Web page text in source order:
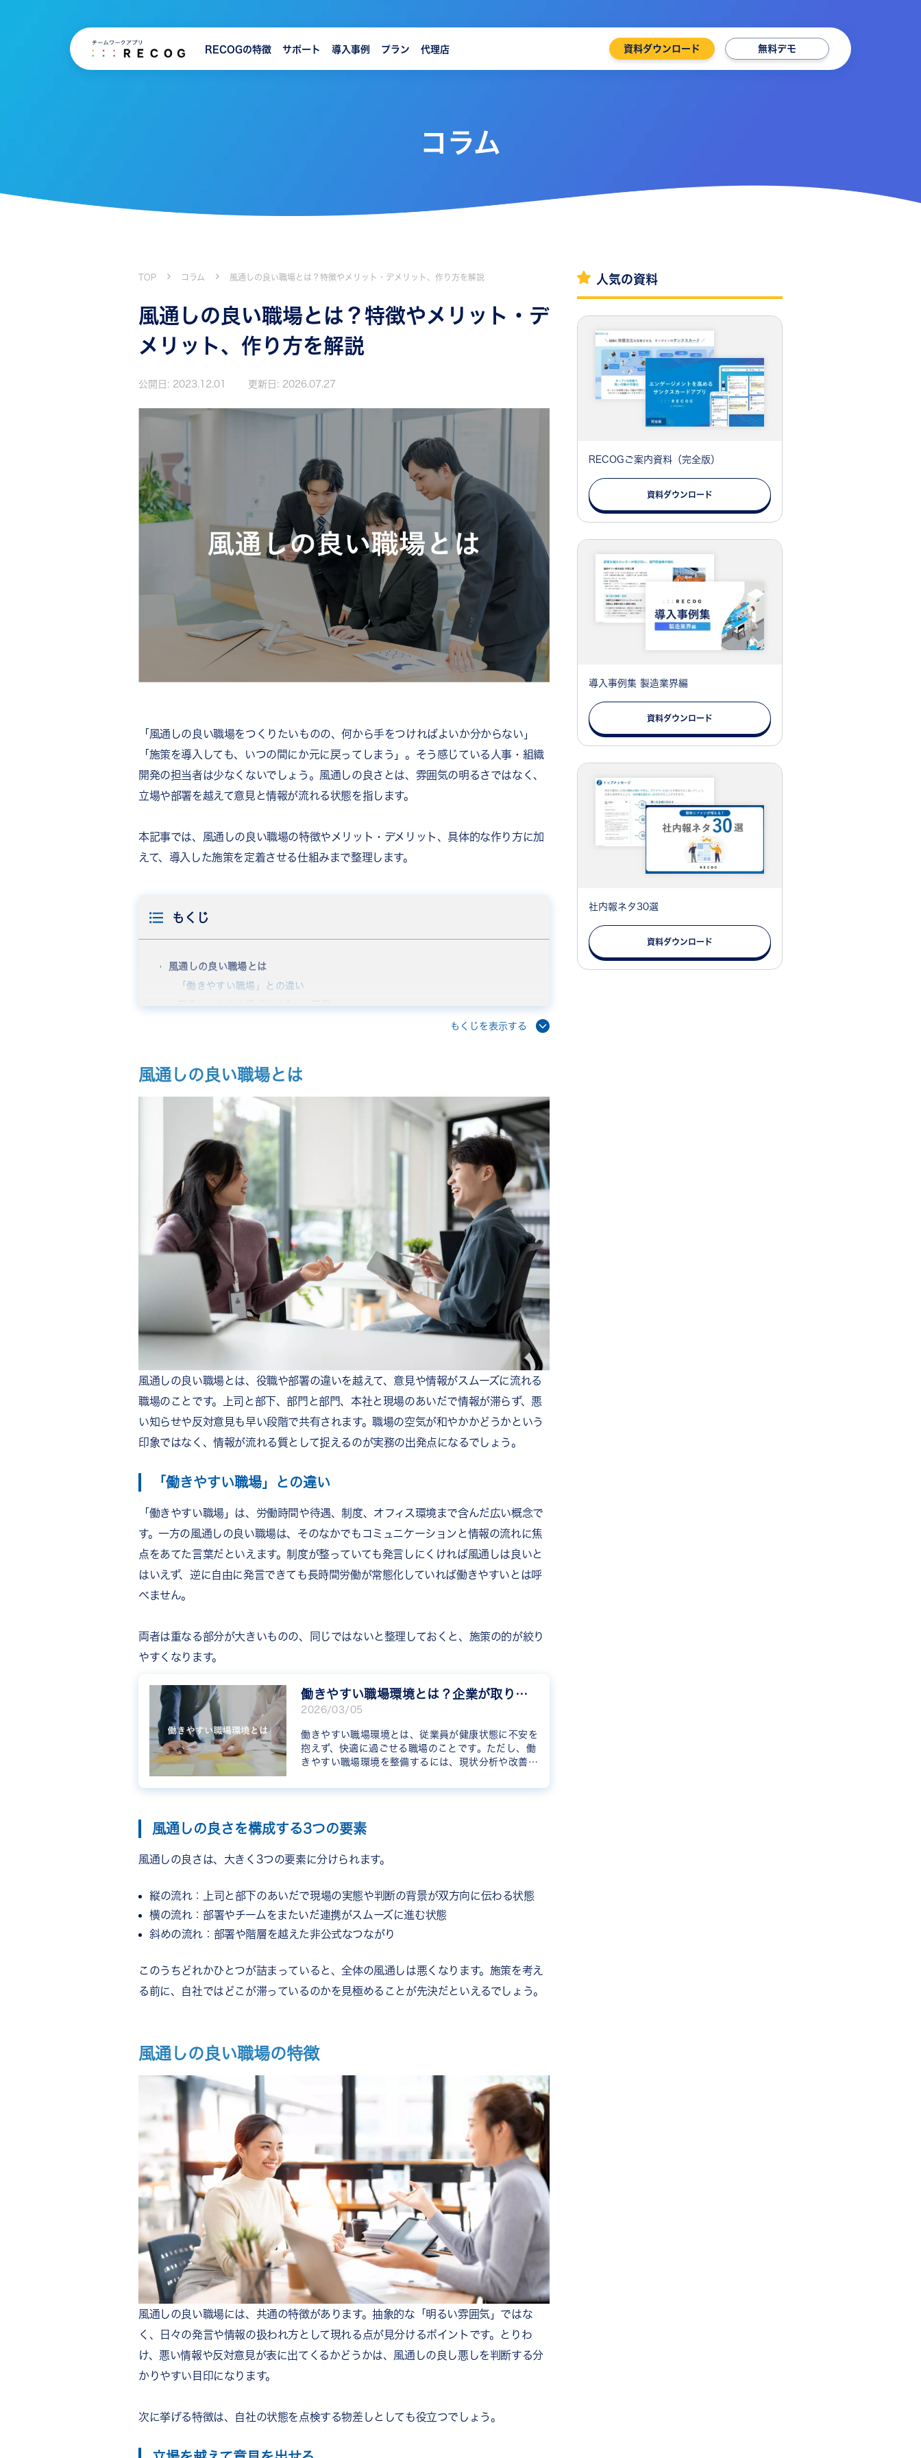
RECOGの特徴 サポート 導入事例 プラン 代理店 資料ダウンロード 無料デモ
コラム
TOP コラム 風通しの良い職場とは？特徴やメリット・デメリット、作り方を解説
風通しの良い職場とは？特徴やメリット・デ
メリット、作り方を解説
公開日: 2023.12.01 更新日: 2026.07.27
「風通しの良い職場をつくりたいものの、何から手をつければよいか分からない」
「施策を導入しても、いつの間にか元に戻ってしまう」。そう感じている人事・組織
開発の担当者は少なくないでしょう。風通しの良さとは、雰囲気の明るさではなく、
立場や部署を越えて意見と情報が流れる状態を指します。
本記事では、風通しの良い職場の特徴やメリット・デメリット、具体的な作り方に加
えて、導入した施策を定着させる仕組みまで整理します。
もくじ
風通しの良い職場とは
「働きやすい職場」との違い
風通しの良さを構成する3つの要素
心理的安全性が高い
風通しの良い職場のメリット
離職防止とエンゲージメント向上
生産性と意思決定スピードの向上
改善提案やイノベーションが生まれる
風通しの良い職場のデメリットと注意点
馴れ合いによる規律の低下
意思決定が遅くなる
コミュニケーションが負担になる従業員もいる
風通しが悪くなる主な原因
発言しにくい評価や雰囲気
情報共有の仕組みや導線の不足
縦割り組織と情報の偏り
風通しの良い職場の作り方
ステップ2：発言と情報共有の仕組みを整える
ステップ3：認め合う文化で施策を定着させる
導入した施策を定着させるポイント
「導入して終わり」で終わらせない
日常的な承認が施策継続の土台になる
風通しの良い職場と馴れ合いの違いは何ですか？
風通しの良い職場づくりを支えるRECOG
まとめ
もくじを表示する
風通しの良い職場とは
風通しの良い職場とは、役職や部署の違いを越えて、意見や情報がスムーズに流れる
職場のことです。上司と部下、部門と部門、本社と現場のあいだで情報が滞らず、悪
い知らせや反対意見も早い段階で共有されます。職場の空気が和やかかどうかという
印象ではなく、情報が流れる質として捉えるのが実務の出発点になるでしょう。
「働きやすい職場」との違い
「働きやすい職場」は、労働時間や待遇、制度、オフィス環境まで含んだ広い概念で
す。一方の風通しの良い職場は、そのなかでもコミュニケーションと情報の流れに焦
点をあてた言葉だといえます。制度が整っていても発言しにくければ風通しは良いと
はいえず、逆に自由に発言できても長時間労働が常態化していれば働きやすいとは呼
べません。
両者は重なる部分が大きいものの、同じではないと整理しておくと、施策の的が絞り
やすくなります。
働きやすい職場環境とは？企業が取り組むべき施策と進め方を徹底解説
2026/03/05
働きやすい職場環境とは、従業員が健康状態に不安を
抱えず、快適に過ごせる職場のことです。ただし、働
きやすい職場環境を整備するには、現状分析や改善策
ればなりません。本記事では、働きやすい職場環境を
風通しの良さを構成する3つの要素
風通しの良さは、大きく3つの要素に分けられます。
縦の流れ：上司と部下のあいだで現場の実態や判断の背景が双方向に伝わる状態
横の流れ：部署やチームをまたいだ連携がスムーズに進む状態
斜めの流れ：部署や階層を越えた非公式なつながり
このうちどれかひとつが詰まっていると、全体の風通しは悪くなります。施策を考え
る前に、自社ではどこが滞っているのかを見極めることが先決だといえるでしょう。
風通しの良い職場の特徴
風通しの良い職場には、共通の特徴があります。抽象的な「明るい雰囲気」ではな
く、日々の発言や情報の扱われ方として現れる点が見分けるポイントです。とりわ
け、悪い情報や反対意見が表に出てくるかどうかは、風通しの良し悪しを判断する分
かりやすい目印になります。
次に挙げる特徴は、自社の状態を点検する物差しとしても役立つでしょう。
人気の資料
RECOGご案内資料（完全版）
資料ダウンロード
導入事例集 製造業界編
資料ダウンロード
社内報ネタ30選
資料ダウンロード